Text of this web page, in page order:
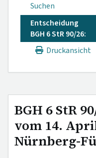
Suchen
Entscheidung
BGH 6 StR 90/26:
Druckansicht
BGH 6 StR
vom 14.
Nürnberg-